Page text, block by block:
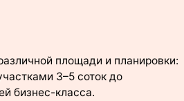
площади и планировки:
3–5 соток до
бизнес-класса.